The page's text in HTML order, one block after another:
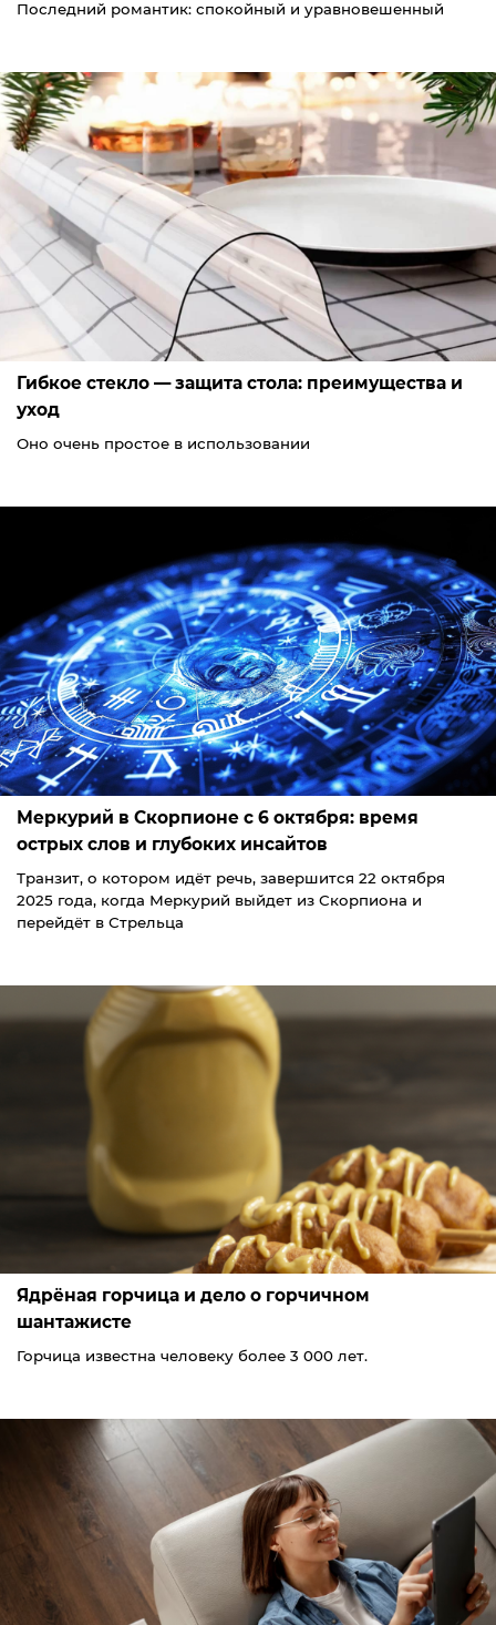
Последний романтик: спокойный и уравновешенный
Гибкое стекло — защита стола: преимущества и
уход
Оно очень простое в использовании
Меркурий в Скорпионе с 6 октября: время
острых слов и глубоких инсайтов
Транзит, о котором идёт речь, завершится 22 октября
2025 года, когда Меркурий выйдет из Скорпиона и
перейдёт в Стрельца
Ядрёная горчица и дело о горчичном
шантажисте
Горчица известна человеку более 3 000 лет.